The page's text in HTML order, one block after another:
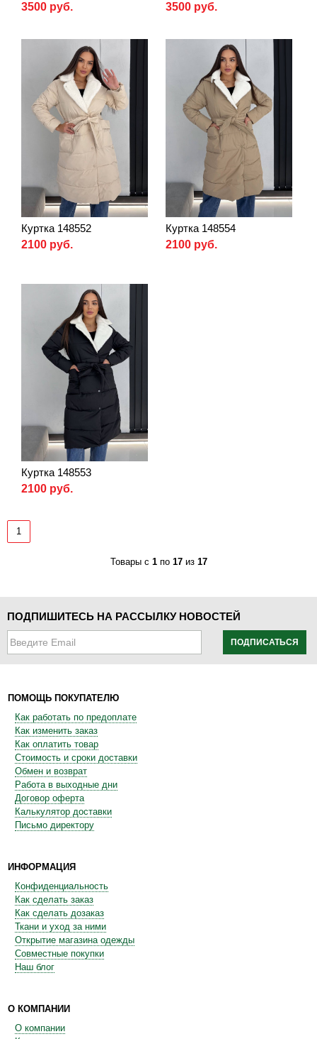
3500 руб.
3500 руб.
Куртка 148552
2100 руб.
Куртка 148554
2100 руб.
Куртка 148553
2100 руб.
1
Товары с 1по 17из 17
ПОДПИШИТЕСЬ НА РАССЫЛКУ НОВОСТЕЙ
ПОДПИСАТЬСЯ
ПОМОЩЬ ПОКУПАТЕЛЮ
Как работать по предоплате
Как изменить заказ
Как оплатить товар
Стоимость и сроки доставки
Обмен и возврат
Работа в выходные дни
Договор оферта
Калькулятор доставки
Письмо директору
ИНФОРМАЦИЯ
Конфиденциальность
Как сделать заказ
Как сделать дозаказ
Ткани и уход за ними
Открытие магазина одежды
Совместные покупки
Наш блог
О КОМПАНИИ
О компании